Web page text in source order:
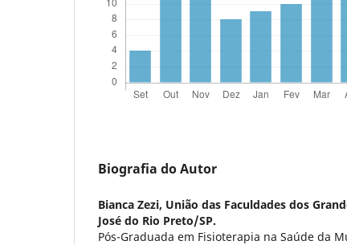
Biografia do Autor
Bianca Zezi, União das Faculdades dos
José do Rio Preto/SP.
Pós-Graduada em Fisioterapia na Saúde da